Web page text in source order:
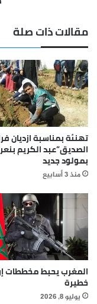
مقالات ذات صلة
تهنئة بمناسبة ازديان
الصديق”عبد الكريم
بمولود جديد
منذ 3 أسابيع
المغرب يحبط مخططات
خطيرة
يوليو 8, 2026